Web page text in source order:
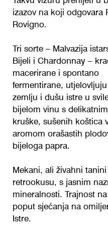
izazov na koji odgovara
Rovigno.
Tri sorte – Malvazija
Bijeli i Chardonnay –
macerirane i spontano
fermentirane,
zemlju i dušu istre u
bijelom vinu s
kruške, sušenih koštica
aromom orašastih
bijeloga papra.
Mekani, ali živahni
retrookusu, s jasnim
mineralnosti. Trajnost
poput sjećanja na
Istre.